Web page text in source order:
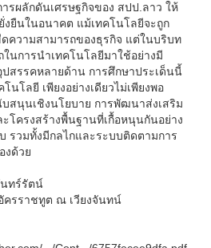
รผลักดันเศรษฐกิจของ สปป.ลาว ให้
งยืนในอนาคต แม้เทคโนโลยีจะถูก
ดความสามารถของธุรกิจ แต่ในบริบท
นการนำเทคโนโลยีมาใช้อย่างมี
สรรคหลายด้าน การศึกษาประเด็นนี้
โนโลยี เพียงอย่างเดียวไม่เพียงพอ
สนุนเชิงนโยบาย การพัฒนาส่งเสริม
โครงสร้างพื้นฐานที่เกื้อหนุนกันอย่าง
รวมทั้งมีกลไกและระบบติดตามการ
งด้วย
ทร์รัตน์
ครราชทูต ณ เวียงจันทน์